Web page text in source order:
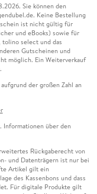
Sie können den
Keine Bestellung
ist nicht gültig für
und eBooks) sowie für
tolino select und das
Gutscheinen und
möglich. Ein Weiterverkauf
der großen Zahl an
Informationen über den
Rückgaberecht von
und Datenträgern ist nur bei
Artikel gilt ein
des Kassenbons und dass
Für digitale Produkte gilt